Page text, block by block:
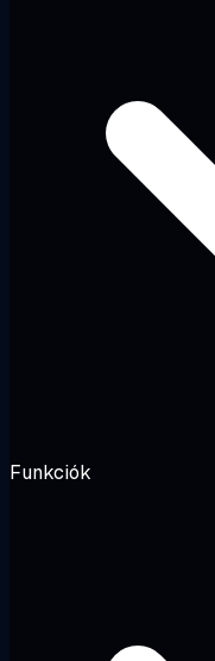
Funkciók